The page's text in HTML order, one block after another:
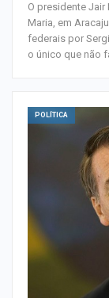
O presidente
Maria, em
federais por
o único que não
POLÍTICA